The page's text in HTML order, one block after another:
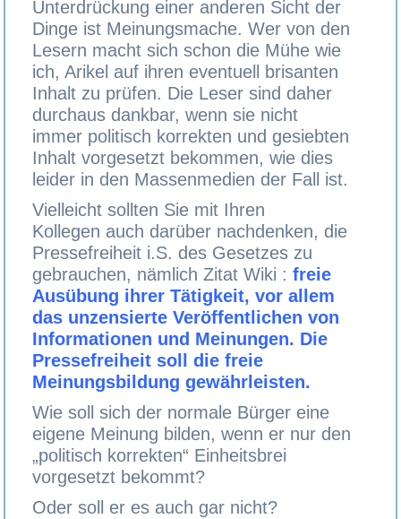
Unterdrückung einer anderen Sicht der
Dinge ist Meinungsmache. Wer von den
Lesern macht sich schon die Mühe wie
ich, Arikel auf ihren eventuell brisanten
Inhalt zu prüfen. Die Leser sind daher
durchaus dankbar, wenn sie nicht
immer politisch korrekten und gesiebten
Inhalt vorgesetzt bekommen, wie dies
leider in den Massenmedien der Fall ist.
Vielleicht sollten Sie mit Ihren
Kollegen auch darüber nachdenken, die
Pressefreiheit i.S. des Gesetzes zu
gebrauchen, nämlich Zitat Wiki :freie
Ausübung ihrer Tätigkeit, vor allem
das unzensierte Veröffentlichen von
Informationen und Meinungen. Die
Pressefreiheit soll die freie
Meinungsbildung gewährleisten.
Wie soll sich der normale Bürger eine
eigene Meinung bilden, wenn er nur den
„politisch korrekten“ Einheitsbrei
vorgesetzt bekommt?
Oder soll er es auch gar nicht?